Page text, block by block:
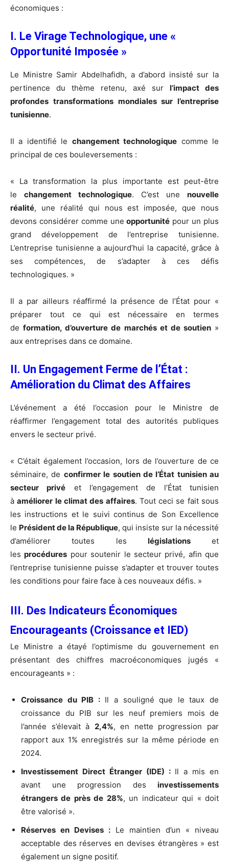
économiques :
I. Le Virage Technologique, une «
Opportunité Imposée »
Le Ministre Samir Abdelhafidh, a d’abord insisté sur la
pertinence du thème retenu, axé sur l’impact des
profondes transformations mondiales sur l’entreprise
tunisienne.
Il a identifié le changement technologique comme le
principal de ces bouleversements :
« La transformation la plus importante est peut-être
le changement technologique. C’est une nouvelle
réalité, une réalité qui nous est imposée, que nous
devons considérer comme uneopportunité pour un plus
grand développement de l’entreprise tunisienne.
L’entreprise tunisienne a aujourd’hui la capacité, grâce à
ses compétences, de s’adapter à ces défis
technologiques. »
Il a par ailleurs réaffirmé la présence de l’État pour «
préparer tout ce qui est nécessaire en termes
deformation, d’ouverture de marchés et de soutien»
aux entreprises dans ce domaine.
II. Un Engagement Ferme de l’État :
Amélioration du Climat des Affaires
L’événement a été l’occasion pour le Ministre de
réaffirmer l’engagement total des autorités publiques
envers le secteur privé.
« C’était également l’occasion, lors de l’ouverture de ce
séminaire, de confirmer le soutien de l’État tunisien au
secteur privé et l’engagement de l’État tunisien
àaméliorer le climat des affaires. Tout ceci se fait sous
les instructions et le suivi continus de Son Excellence
le Président de la République, qui insiste sur la nécessité
d’améliorer toutes les législationset
lesprocédures pour soutenir le secteur privé, afin que
l’entreprise tunisienne puisse s’adapter et trouver toutes
les conditions pour faire face à ces nouveaux défis. »
III. Des Indicateurs Économiques
Encourageants (Croissance et IED)
Le Ministre a étayé l’optimisme du gouvernement en
présentant des chiffres macroéconomiques jugés «
encourageants » :
Croissance du PIB :Il a souligné que le taux de
croissance du PIB sur les neuf premiers mois de
l’année s’élevait à 2,4%, en nette progression par
rapport aux 1% enregistrés sur la même période en
2024.
Investissement Direct Étranger (IDE) :Il a mis en
avant une progression des investissements
étrangers de près de 28%, un indicateur qui « doit
être valorisé ».
Réserves en Devises : Le maintien d’un « niveau
acceptable des réserves en devises étrangères » est
également un signe positif.